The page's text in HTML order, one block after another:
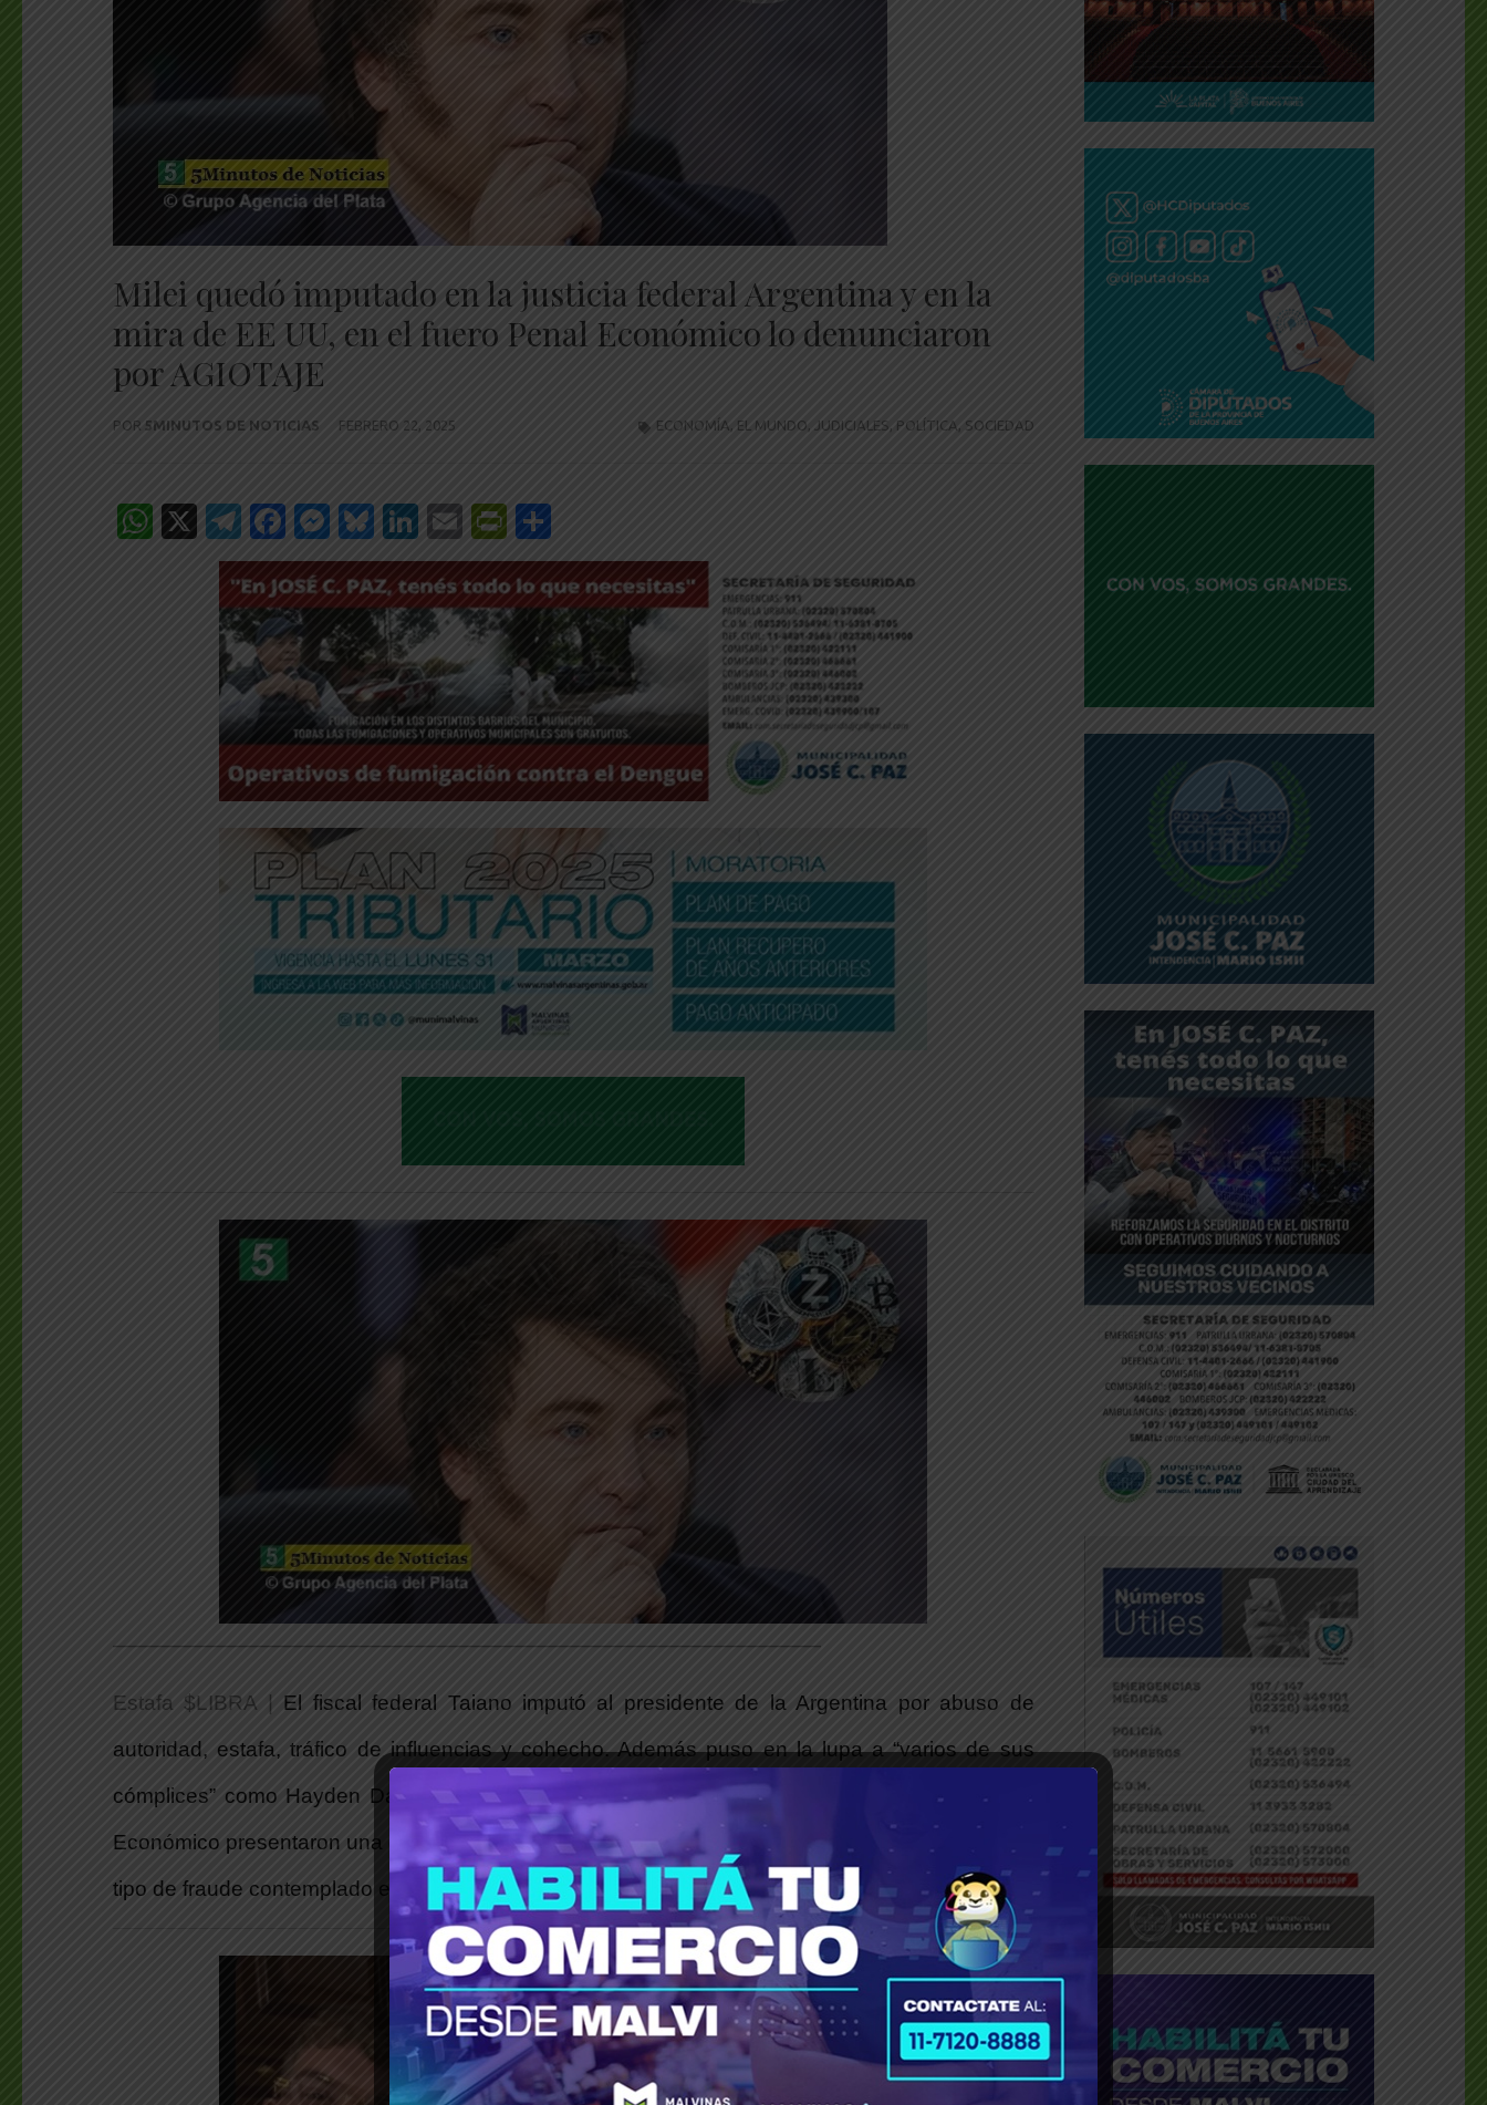
Milei quedó imputado en la justicia federal Argentina y en la
mira de EE UU, en el fuero Penal Económico lo denunciaron
por AGIOTAJE
POR 5MINUTOS DE NOTICIAS FEBRERO 22, 2025 ECONOMÍA, EL MUNDO , JUDICIALES, POLÍTICA , SOCIEDAD
WhatsApp
X Telegram
Facebook
Messenger
Bluesky
LinkedIn
EmailPrintFriendly
Estafa $LIBRA | El fiscal federal Taiano imputó al presidente de la Argentina por abuso de
autoridad, estafa, tráfico de influencias y cohecho. Además puso en la lupa a “varios de sus
cómplices” como Hayden Davis y Mauricio Novelli, entre otros. En paralelo, en el fuero Penal
Económico presentaron una denuncia y plantean que podría tratarse de un caso de “agiotaje” un
tipo de fraude contemplado en el Código Penal.